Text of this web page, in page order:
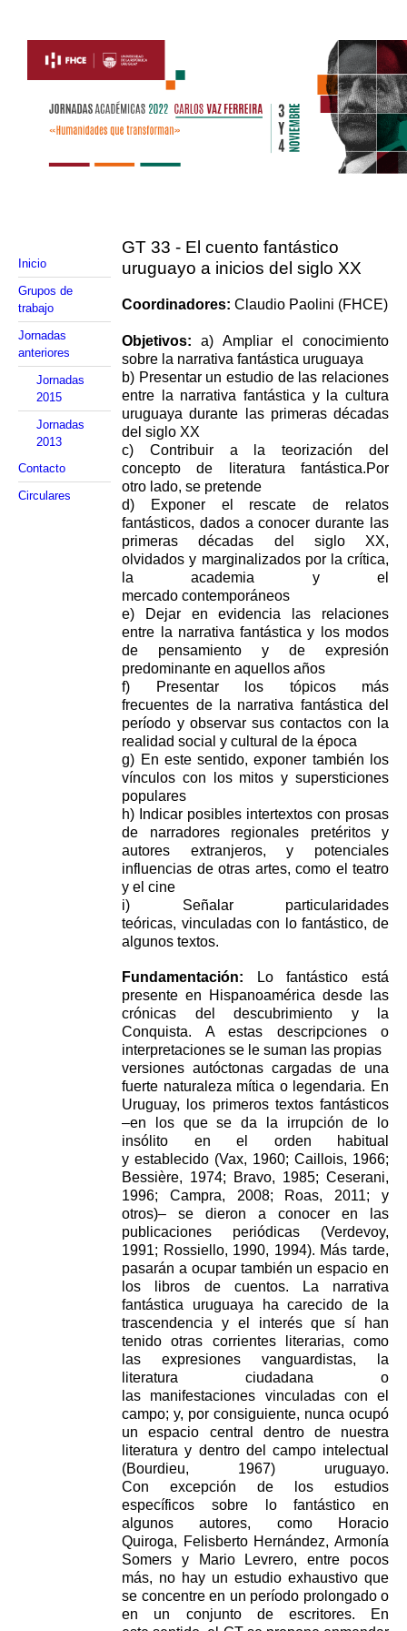
Inicio
Grupos de
trabajo
Jornadas
anteriores
Jornadas
2015
Jornadas
2013
Contacto
Circulares
GT 33 - El cuento fantástico
uruguayo a inicios del siglo XX
Coordinadores: Claudio Paolini (FHCE)
Objetivos: a) Ampliar el conocimiento
sobre la narrativa fantástica uruguaya
b) Presentar unestudio de las relaciones
entre la narrativa fantástica y la cultura
uruguaya durante las primeras décadas
del siglo XX
c) Contribuir a la teorización del
concepto de literatura fantástica.Por
otro lado, se pretende
d) Exponer el rescate de relatos
fantásticos, dados a conocer durante las
primerasdécadas del siglo XX,
olvidados y marginalizados por la crítica,
la academia y el
mercadocontemporáneos
e) Dejar en evidencia las relaciones
entre la narrativa fantástica y los modos
de pensamiento y de expresión
predominante en aquellos años
f) Presentar los tópicos más
frecuentes de la narrativa fantástica del
período y observar sus contactos con la
realidad social y cultural de laépoca
g) En este sentido, exponer también los
vínculos con los mitos y supersticiones
populares
h) Indicar posibles intertextos con prosas
de narradores regionales pretéritos y
autores extranjeros, y potenciales
influencias de otras artes, como el teatro
y el cine
i) Señalar particularidades
teóricas, vinculadas con lo fantástico, de
algunos textos.
Fundamentación: Lo fantástico está
presente en Hispanoamérica desde las
crónicas deldescubrimiento y la
Conquista. A estas descripciones o
interpretaciones se le suman las propias
versiones autóctonas cargadas de una
fuerte naturaleza mítica o legendaria. En
Uruguay, los primeros textos fantásticos
–en los que se da la irrupción de lo
insólito en el orden habitual
yestablecido (Vax, 1960; Caillois, 1966;
Bessière, 1974; Bravo, 1985; Ceserani,
1996; Campra, 2008; Roas, 2011; y
otros)– se dieron a conocer en las
publicaciones periódicas (Verdevoy,
1991; Rossiello, 1990, 1994). Más tarde,
pasarán a ocupar también un espacio en
los libros de cuentos. La narrativa
fantástica uruguaya ha carecido de la
trascendencia y el interés que sí han
tenido otras corrientes literarias, como
las expresiones vanguardistas, la
literatura ciudadana o
las manifestaciones vinculadas con el
campo; y, por consiguiente, nunca ocupó
un espacio central dentro de nuestra
literatura y dentro del campo intelectual
(Bourdieu, 1967) uruguayo.
Conexcepción de los estudios
específicos sobre lo fantástico en
algunos autores, como Horacio
Quiroga, Felisberto Hernández, Armonía
Somers y Mario Levrero, entre pocos
más, no hay un estudioexhaustivo que
se concentre en un período prolongado o
en un conjunto de escritores. En